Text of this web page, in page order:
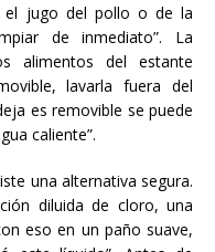
el jugo del pollo o de la
de inmediato”. La
alimentos del estante
lavarla fuera del
es removible se puede
caliente”.
una alternativa segura.
diluida de cloro, una
eso en un paño suave,